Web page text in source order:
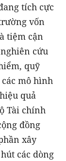
tích cực
vốn
tiệm cận
cứu
quỹ
mô hình
quả
Tài chính
đồng
xây
các dòng